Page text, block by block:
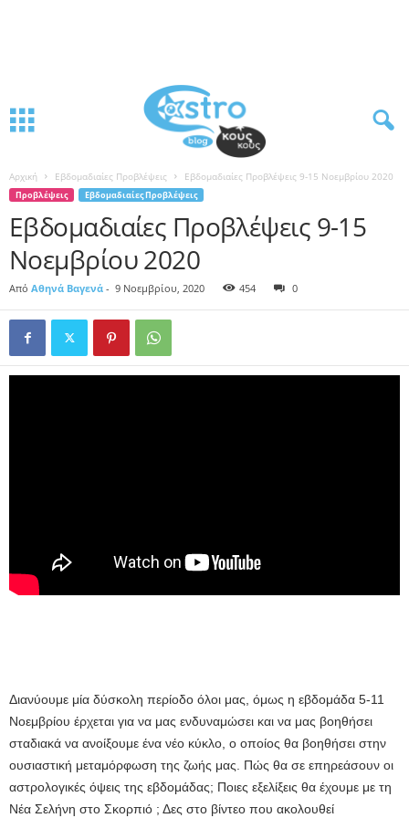
Αρχική Εβδομαδιαίες Προβλέψεις Εβδομαδιαίες Προβλέψεις 9-15 Νοεμβρίου 2020
Προβλέψεις Εβδομαδιαίες Προβλέψεις
Εβδομαδιαίες Προβλέψεις 9-15
Νοεμβρίου 2020
Από Αθηνά Βαγενά - 9 Νοεμβρίου, 2020 454 0
Διανύουμε μία δύσκολη περίοδο όλοι μας, όμως η εβδομάδα 5-11
Νοεμβρίου έρχεται για να μας ενδυναμώσει και να μας βοηθήσει
σταδιακά να ανοίξουμε ένα νέο κύκλο, ο οποίος θα βοηθήσει στην
ουσιαστική μεταμόρφωση της ζωής μας. Πώς θα σε επηρεάσουν οι
αστρολογικές όψεις της εβδομάδας; Ποιες εξελίξεις θα έχουμε με τη
Νέα Σελήνη στο Σκορπιό ; Δες στο βίντεο που ακολουθεί